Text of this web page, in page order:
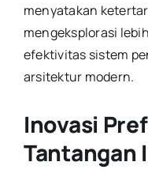
menyatakan
mengeksplorasi
efektivitas sistem
arsitektur modern.
Inovasi
Tantangan